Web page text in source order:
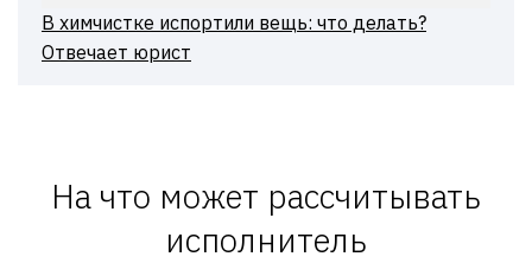
В химчистке испортили вещь: что делать?
Отвечает юрист
На что может рассчитывать
исполнитель